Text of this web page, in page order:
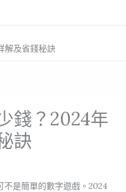
解及省錢秘訣
錢？2024年
訣
是簡單的數字遊戲。2024